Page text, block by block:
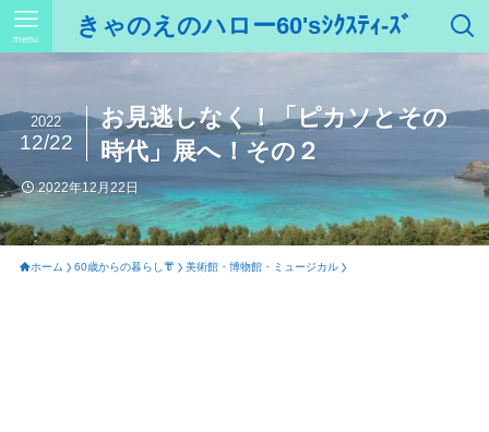
きゃのえのハロー60'sｼｸｽﾃｨ-ｽﾞ
menu
お見逃しなく！「ピカソとその
時代」展へ！その２
2022
12/22
2022年12月22日
ホーム 60歳からの暮らし👘 美術館・博物館・ミュージカル